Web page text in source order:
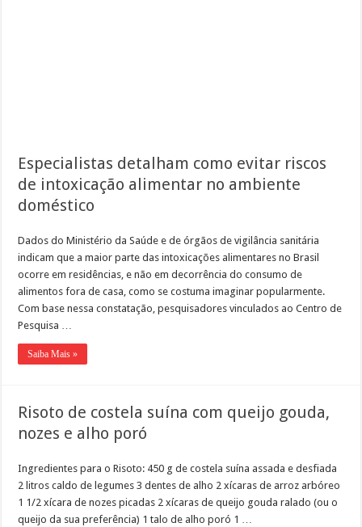
Especialistas detalham como evitar riscos
de intoxicação alimentar no ambiente
doméstico
Dados do Ministério da Saúde e de órgãos de vigilância sanitária
indicam que a maior parte das intoxicações alimentares no Brasil
ocorre em residências, e não em decorrência do consumo de
alimentos fora de casa, como se costuma imaginar popularmente.
Com base nessa constatação, pesquisadores vinculados ao Centro de
Pesquisa …
Saiba Mais »
Risoto de costela suína com queijo gouda,
nozes e alho poró
Ingredientes para o Risoto: 450 g de costela suína assada e desfiada
2 litros caldo de legumes 3 dentes de alho 2 xícaras de arroz arbóreo
1 1/2 xícara de nozes picadas 2 xícaras de queijo gouda ralado (ou o
queijo da sua preferência) 1 talo de alho poró 1 …